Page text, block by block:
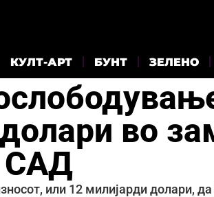
КУЛТ-АРТ БУНТ ЗЕЛЕНО
во
САД
или 12 милијарди долари,